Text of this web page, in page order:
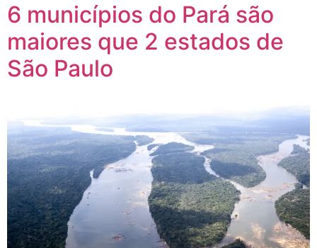
6 municípios do Pará são
maiores que 2 estados de
São Paulo